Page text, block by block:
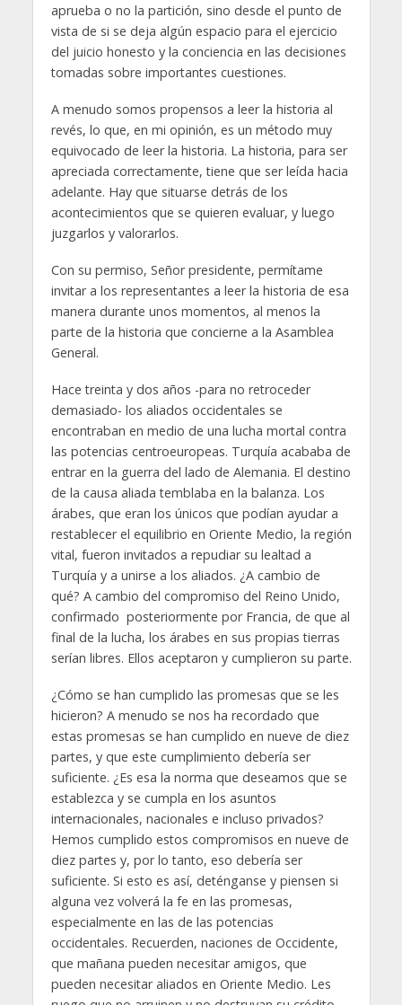
aprueba o no la partición, sino desde el punto de
vista de si se deja algún espacio para el ejercicio
del juicio honesto y la conciencia en las decisiones
tomadas sobre importantes cuestiones.
A menudo somos propensos a leer la historia al
revés, lo que, en mi opinión, es un método muy
equivocado de leer la historia. La historia, para ser
apreciada correctamente, tiene que ser leída hacia
adelante. Hay que situarse detrás de los
acontecimientos que se quieren evaluar, y luego
juzgarlos y valorarlos.
Con su permiso, Señor presidente, permítame
invitar a los representantes a leer la historia de esa
manera durante unos momentos, al menos la
parte de la historia que concierne a la Asamblea
General.
Hace treinta y dos años -para no retroceder
demasiado- los aliados occidentales se
encontraban en medio de una lucha mortal contra
las potencias centroeuropeas. Turquía acababa de
entrar en la guerra del lado de Alemania. El destino
de la causa aliada temblaba en la balanza. Los
árabes, que eran los únicos que podían ayudar a
restablecer el equilibrio en Oriente Medio, la región
vital, fueron invitados a repudiar su lealtad a
Turquía y a unirse a los aliados. ¿A cambio de
qué? A cambio del compromiso del Reino Unido,
confirmado posteriormente por Francia, de que al
final de la lucha, los árabes en sus propias tierras
serían libres. Ellos aceptaron y cumplieron su parte.
¿Cómo se han cumplido las promesas que se les
hicieron? A menudo se nos ha recordado que
estas promesas se han cumplido en nueve de diez
partes, y que este cumplimiento debería ser
suficiente. ¿Es esa la norma que deseamos que se
establezca y se cumpla en los asuntos
internacionales, nacionales e incluso privados?
Hemos cumplido estos compromisos en nueve de
diez partes y, por lo tanto, eso debería ser
suficiente. Si esto es así, deténganse y piensen si
alguna vez volverá la fe en las promesas,
especialmente en las de las potencias
occidentales. Recuerden, naciones de Occidente,
que mañana pueden necesitar amigos, que
pueden necesitar aliados en Oriente Medio. Les